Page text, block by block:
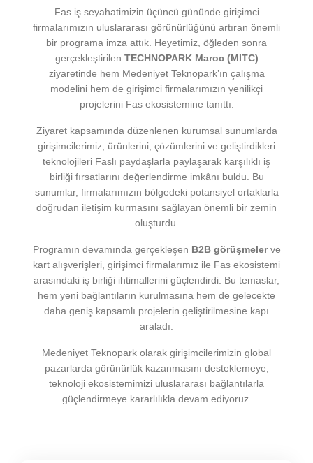
Fas iş seyahatimizin üçüncü gününde girişimci
firmalarımızın uluslararası görünürlüğünü artıran önemli
bir programa imza attık. Heyetimiz, öğleden sonra
gerçekleştirilen TECHNOPARK Maroc (MITC)
ziyaretinde hem Medeniyet Teknopark’ın çalışma
modelini hem de girişimci firmalarımızın yenilikçi
projelerini Fas ekosistemine tanıttı.
Ziyaret kapsamında düzenlenen kurumsal sunumlarda
girişimcilerimiz; ürünlerini, çözümlerini ve geliştirdikleri
teknolojileri Faslı paydaşlarla paylaşarak karşılıklı iş
birliği fırsatlarını değerlendirme imkânı buldu. Bu
sunumlar, firmalarımızın bölgedeki potansiyel ortaklarla
doğrudan iletişim kurmasını sağlayan önemli bir zemin
oluşturdu.
Programın devamında gerçekleşen B2B görüşmelerve
kart alışverişleri, girişimci firmalarımız ile Fas ekosistemi
arasındaki iş birliği ihtimallerini güçlendirdi. Bu temaslar,
hem yeni bağlantıların kurulmasına hem de gelecekte
daha geniş kapsamlı projelerin geliştirilmesine kapı
araladı.
Medeniyet Teknopark olarak girişimcilerimizin global
pazarlarda görünürlük kazanmasını desteklemeye,
teknoloji ekosistemimizi uluslararası bağlantılarla
güçlendirmeye kararlılıkla devam ediyoruz.